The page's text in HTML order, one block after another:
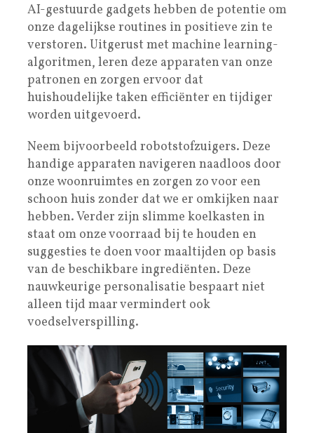
AI-gestuurde gadgets hebben de potentie om
onze dagelijkse routines in positieve zin te
verstoren. Uitgerust met machine learning-
algoritmen, leren deze apparaten van onze
patronen en zorgen ervoor dat
huishoudelijke taken efficiënter en tijdiger
worden uitgevoerd.
Neem bijvoorbeeld robotstofzuigers. Deze
handige apparaten navigeren naadloos door
onze woonruimtes en zorgen zo voor een
schoon huis zonder dat we er omkijken naar
hebben. Verder zijn slimme koelkasten in
staat om onze voorraad bij te houden en
suggesties te doen voor maaltijden op basis
van de beschikbare ingrediënten. Deze
nauwkeurige personalisatie bespaart niet
alleen tijd maar vermindert ook
voedselverspilling.